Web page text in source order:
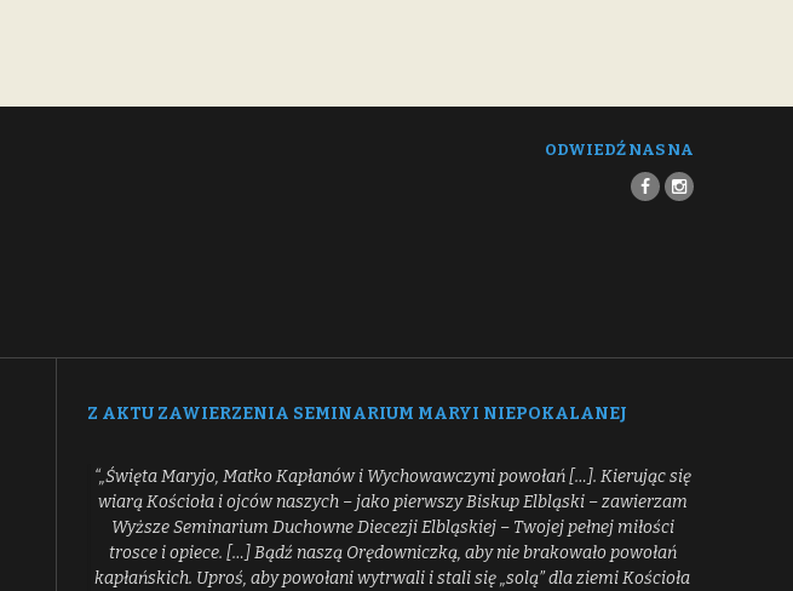
ODWIEDŹ NAS NA
Z AKTU ZAWIERZENIA SEMINARIUM MARYI NIEPOKALANEJ
“„Święta Maryjo, Matko Kapłanów i Wychowawczyni powołań […]. Kierując się
wiarą Kościoła i ojców naszych – jako pierwszy Biskup Elbląski – zawierzam
Wyższe Seminarium Duchowne Diecezji Elbląskiej – Twojej pełnej miłości
trosce i opiece. […] Bądź naszą Orędowniczką, aby nie brakowało powołań
kapłańskich. Uproś, aby powołani wytrwali i stali się „solą” dla ziemi Kościoła